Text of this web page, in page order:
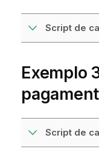
Script de
Exemplo
Script de